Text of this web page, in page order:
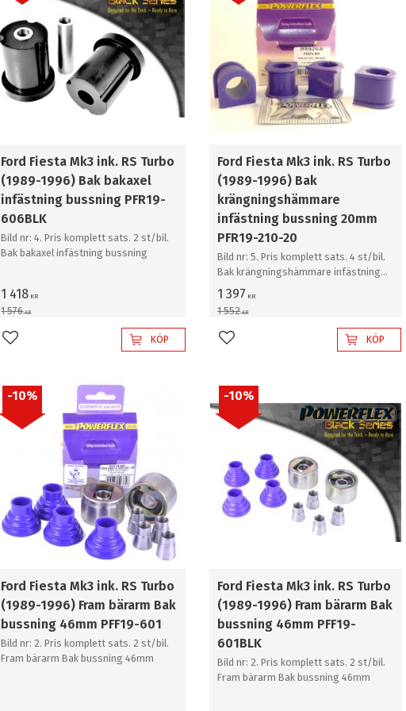
Ford Fiesta Mk3 ink. RS Turbo
(1989-1996) Bak bakaxel
infästning bussning PFR19-
606BLK
Bild nr: 4. Pris komplett sats. 2 st/bil.
Bak bakaxel infästning bussning
1 418 KR
1 576KR
Lägg till i favoriter KÖP
Ford Fiesta Mk3 ink. RS Turbo
(1989-1996) Bak
krängningshämmare
infästning bussning 20mm
PFR19-210-20
Bild nr: 5. Pris komplett sats. 4 st/bil.
Bak krängningshämmare infästning
bussning 20mm
1 397 KR
1 552KR
Lägg till i favoriter KÖP
Ford Fiesta Mk3 ink. RS Turbo
(1989-1996) Fram bärarm Bak
bussning 46mm PFF19-601
Bild nr: 2. Pris komplett sats. 2 st/bil.
Fram bärarm Bak bussning 46mm
10%
Ford Fiesta Mk3 ink. RS Turbo
(1989-1996) Fram bärarm Bak
bussning 46mm PFF19-
601BLK
Bild nr: 2. Pris komplett sats. 2 st/bil.
Fram bärarm Bak bussning 46mm
10%